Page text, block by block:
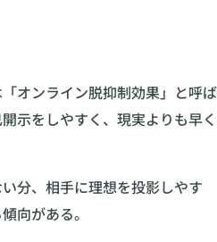
オンライン脱抑制効果」と呼ば
示をしやすく、現実よりも早く
分、相手に理想を投影しやす
向がある。